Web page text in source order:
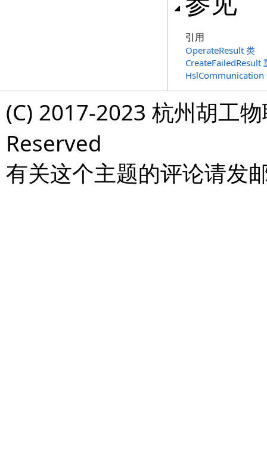
引用
OperateResult 类
CreateFailedResult
HslCommunication
(C) 2017-2023 杭州胡工
Reserved
有关这个主题的评论请发